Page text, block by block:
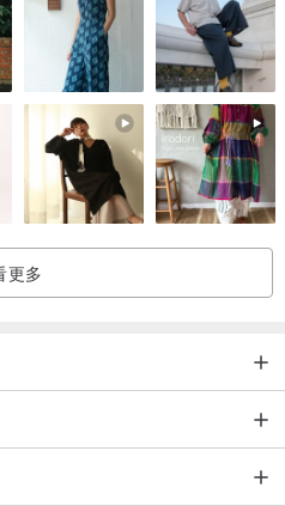
ê人用--ê，無法度完全靠牌仔家己
式，就thang做複習ê路用。
訊討論。
址 (Linktree > 台語貓 鬥台語)
台語貓」社交平台
更多